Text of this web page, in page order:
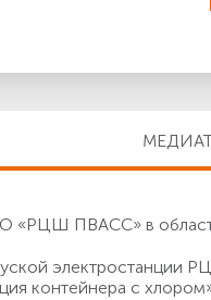
ПВАСС» в
контейнера с